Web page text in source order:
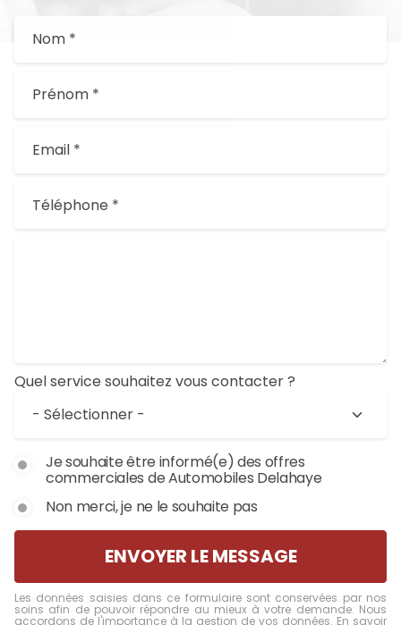
Quel service souhaitez vous contacter ?
Newsletter
Je souhaite être informé(e) des offres
commerciales de Automobiles Delahaye
Non merci, je ne le souhaite pas
ENVOYER LE MESSAGE
Les données saisies dans ce formulaire sont conservées par nos
soins afin de pouvoir répondre au mieux à votre demande. Nous
accordons de l'importance à la gestion de vos données. En savoir